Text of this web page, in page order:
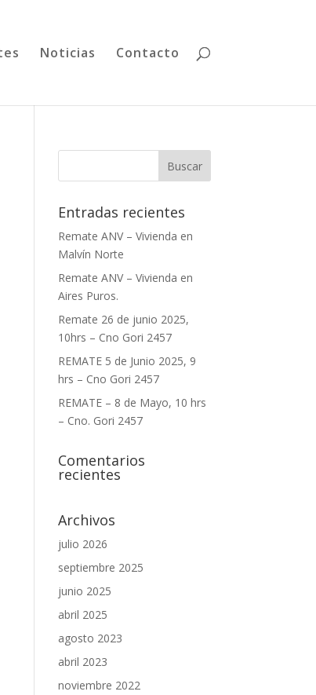
Noticias Contacto
Entradas recientes
Remate ANV – Vivienda en
Malvín Norte
Remate ANV – Vivienda en
Aires Puros.
Remate 26 de junio 2025,
10hrs – Cno Gori 2457
REMATE 5 de Junio 2025, 9
hrs – Cno Gori 2457
REMATE – 8 de Mayo, 10 hrs
– Cno. Gori 2457
Comentarios
recientes
Archivos
julio 2026
septiembre 2025
junio 2025
abril 2025
agosto 2023
abril 2023
noviembre 2022